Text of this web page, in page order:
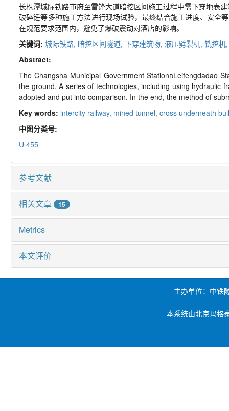
长株潭城际铁路市府至雷锋大道暗挖区间施工过程中需下穿地表
破碎锤等多种施工方法进行现场试验，最终结合施工进度、安全
在规范要求范围内，避免了爆破震动对酒店的影响。
关键词: 城际铁路, 暗挖区间隧道, 下穿建筑物, 液压劈裂机, 铣挖
Abstract:
The Changsha Municipal Government StationLeifengdadao
the ground. A series of technologies, including using hydraulic
adopted and put into comparison. In the end, the method of
Key words: intercity railway, mined tunnel, cross underneath
中图分类号:
U 455
参考文献
相关文章 15
Metrics
本文评价
主办单位：中铁
本系统由北京玛格